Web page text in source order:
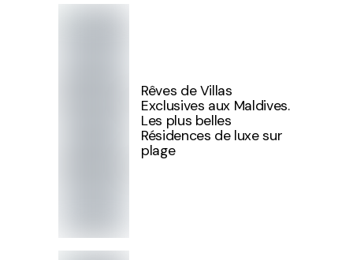
Rêves de Villas
Exclusives aux Maldives.
Les plus belles
Résidences de luxe sur
plage